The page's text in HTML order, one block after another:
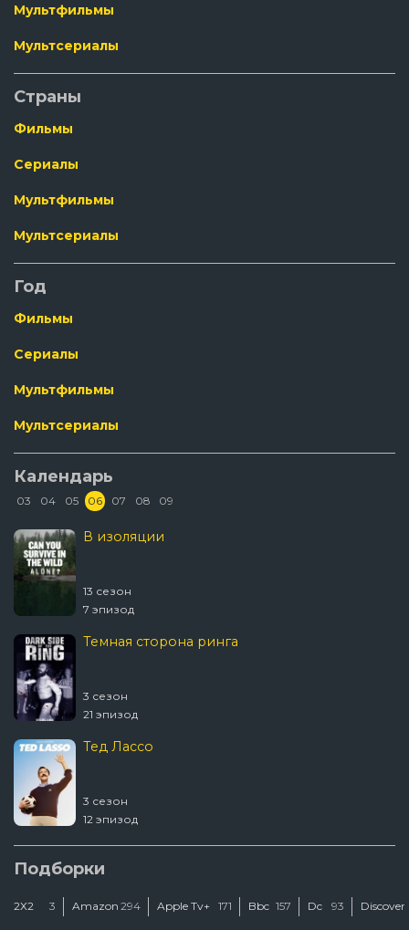
Мультфильмы
Мультсериалы
Страны
Фильмы
Сериалы
Мультфильмы
Мультсериалы
Год
Фильмы
Сериалы
Мультфильмы
Мультсериалы
Календарь
03 04 05 06 07 08 09
В изоляции
13 сезон
7 эпизод
Темная сторона ринга
3 сезон
21 эпизод
Тед Лассо
3 сезон
12 эпизод
Ковчег
2 сезон
Подборки
2Х2 3 Amazon 294 Apple Tv+ 171 Bbc 157 Dc 93